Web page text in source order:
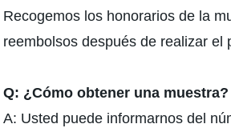
Recogemos los honorarios de la
reembolsos después de realizar el
Q: ¿Cómo obtener una muestra?
A: Usted puede informarnos del